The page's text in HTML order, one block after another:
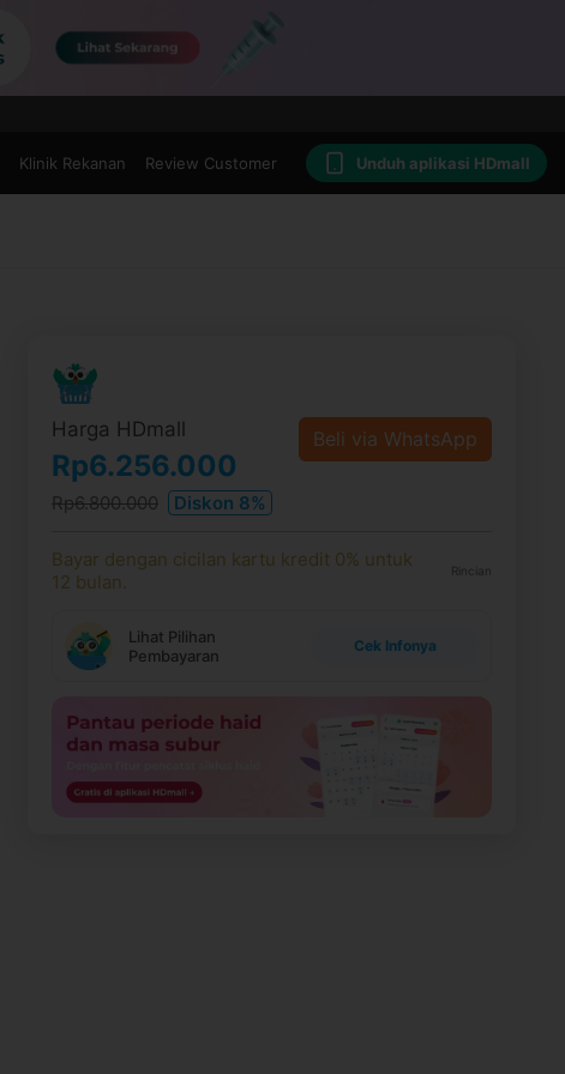
Klinik Rekanan Review Customer Unduh aplikasi HDmall
Harga HDmall
Rp6.256.000
Rp6.800.000 Diskon 8%
Beli via WhatsApp
Bayar dengan cicilan kartu kredit 0% untuk
12 bulan.
Rincian
Lihat Pilihan
Pembayaran
Cek Infonya